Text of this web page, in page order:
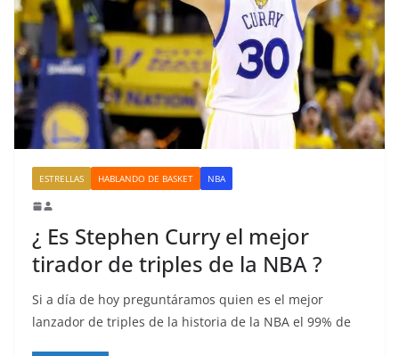
ESTRELLAS HABLANDO DE BASKET NBA
¿ Es Stephen Curry el mejor
tirador de triples de la NBA ?
Si a día de hoy preguntáramos quien es el mejor
lanzador de triples de la historia de la NBA el 99% de